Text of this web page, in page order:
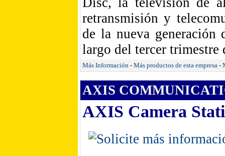
retransmisión y
de la nueva
largo del tercer trimestre
Más Información - Más productos de esta empresa -
AXIS
AXIS Camera